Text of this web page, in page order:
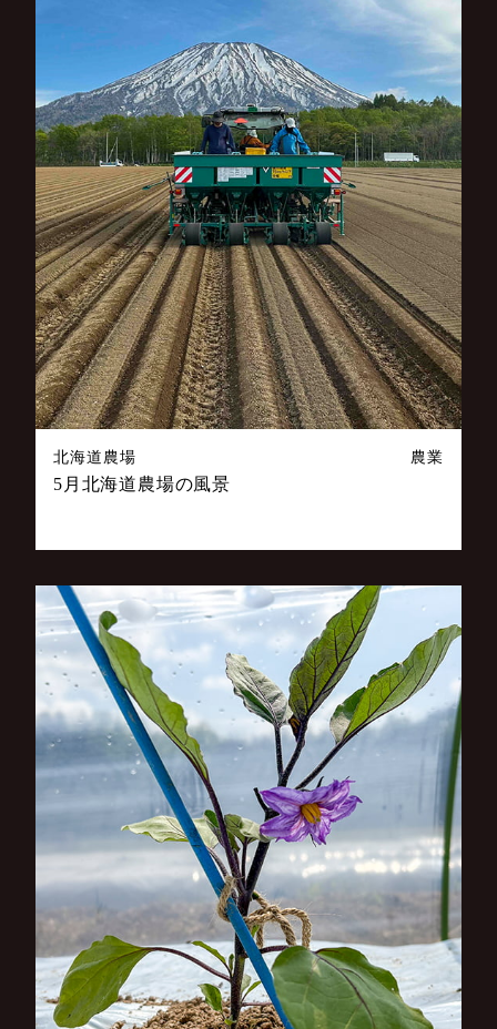
北海道農場 農業
5月北海道農場の風景